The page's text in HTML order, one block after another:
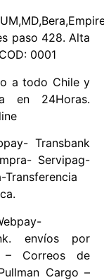
paso 428. Alta
0001
a todo Chile y
en 24Horas.
Transbank
Servipag-
Transferencia
envíos por
– Correos de
Cargo –